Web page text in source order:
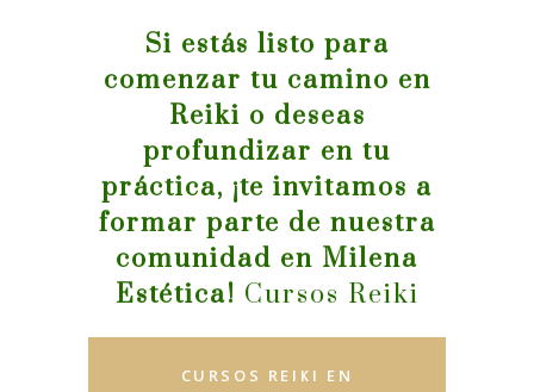
Si estás listo para
comenzar tu camino en
Reiki o deseas
profundizar en tu
práctica, ¡te invitamos a
formar parte de nuestra
comunidad en Milena
Estética! Cursos Reiki
CURSOS REIKI EN